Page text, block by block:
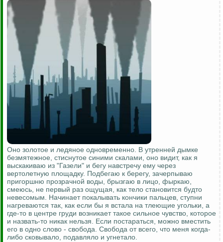
Оно золотое и ледяное одновременно. В утренней дымке
безмятежное, стиснутое синими скалами, оно видит, как я
выскакиваю из "Газели" и бегу навстречу ему через
вертолетную площадку. Подбегаю к берегу, зачерпываю
пригоршню прозрачной воды, брызгаю в лицо, фыркаю,
смеюсь, не первый раз ощущая, как тело становится будто
невесомым. Начинает покалывать кончики пальцев, ступни
нагреваются так, как если бы я встала на тлеющие угольки, а
где-то в центре груди возникает такое сильное чувство, которое
и назвать-то никак нельзя. Если постараться, можно вместить
его в одно слово - свобода. Свобода от всего, что меня когда-
либо сковывало, подавляло и угнетало.